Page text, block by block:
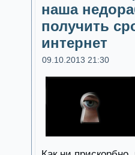
наша
получить
интернет
09.10.2013 21:30